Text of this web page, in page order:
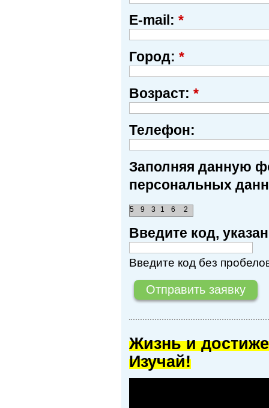
E-mail: *
Город: *
Возраст: *
Телефон:
Заполняя данную
персональных
2
3
9 6
1
5
Введите код,
Введите код без
Жизнь и
Изучай!